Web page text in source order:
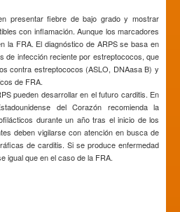
presentar fiebre de bajo grado y mostrar
con inflamación. Aunque los marcadores
la FRA. El diagnóstico de ARPS se basa en
de infección reciente por estreptococos, que
contra estreptococos (ASLO, DNAasa B) y
de FRA.
pueden desarrollar en el futuro carditis. En
del Corazón recomienda la
durante un año tras el inicio de los
deben vigilarse con atención en busca de
de carditis. Si se produce enfermedad
igual que en el caso de la FRA.